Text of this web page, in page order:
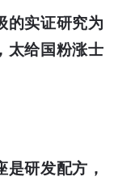
的实证研究为
太给国粉涨士
研发配方，